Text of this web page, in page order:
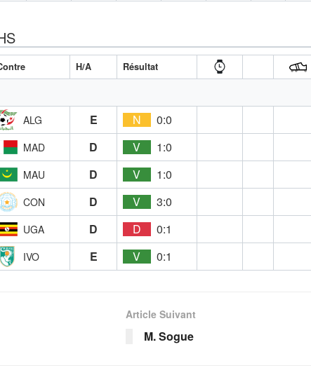
H/A Résultat
ALG E N
0:0
MAD D V
1:0
MAU D V
1:0
CON D V
3:0
UGA D D
0:1
IVO E V 0:1
Article Suivant
M. Sogue